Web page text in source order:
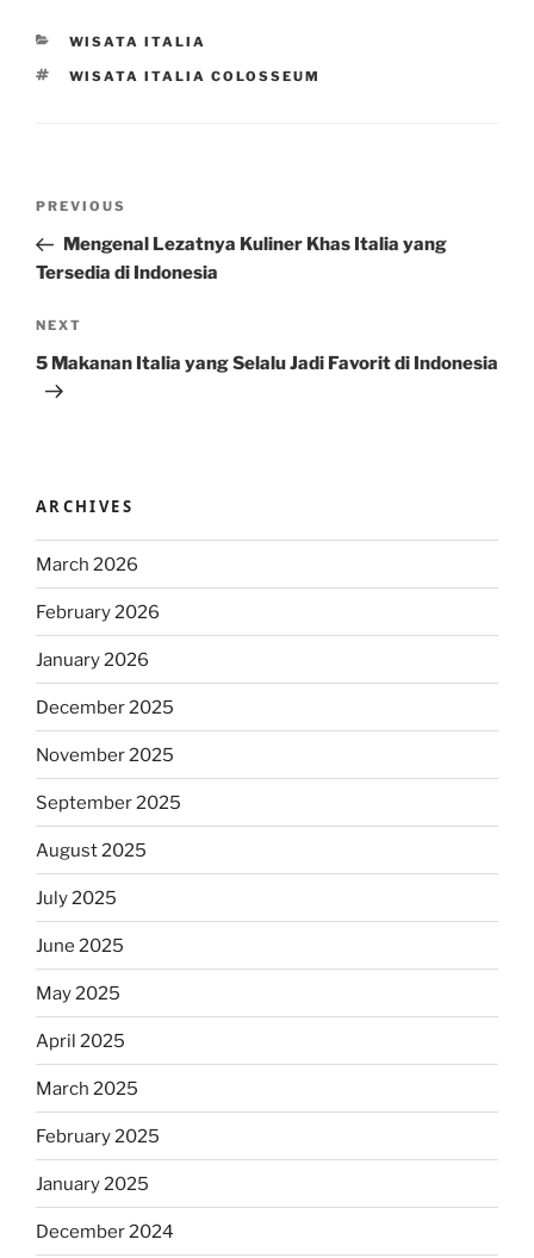
CATEGORIES
WISATA ITALIA
TAGS
WISATA ITALIA COLOSSEUM
Previous
Post
PREVIOUS
Mengenal Lezatnya Kuliner Khas Italia yang
Tersedia di Indonesia
Next
Post
NEXT
5 Makanan Italia yang Selalu Jadi Favorit di Indonesia
ARCHIVES
March 2026
February 2026
January 2026
December 2025
November 2025
September 2025
August 2025
July 2025
June 2025
May 2025
April 2025
March 2025
February 2025
January 2025
December 2024